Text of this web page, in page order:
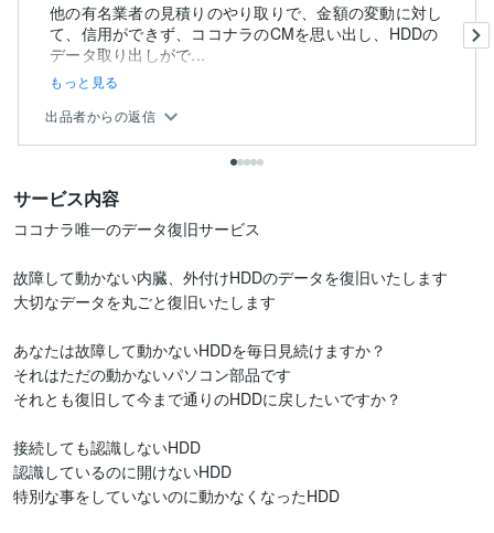
他の有名業者の見積りのやり取りで、金額の変動に対し
て、信用ができず、ココナラのCMを思い出し、HDDの
データ取り出しがで...
もっと見る
出品者からの返信
サービス内容
ココナラ唯一のデータ復旧サービス
故障して動かない内臓、外付けHDDのデータを復旧いたします
大切なデータを丸ごと復旧いたします
あなたは故障して動かないHDDを毎日見続けますか？
それはただの動かないパソコン部品です
それとも復旧して今まで通りのHDDに戻したいですか？
接続しても認識しないHDD
認識しているのに開けないHDD
特別な事をしていないのに動かなくなったHDD